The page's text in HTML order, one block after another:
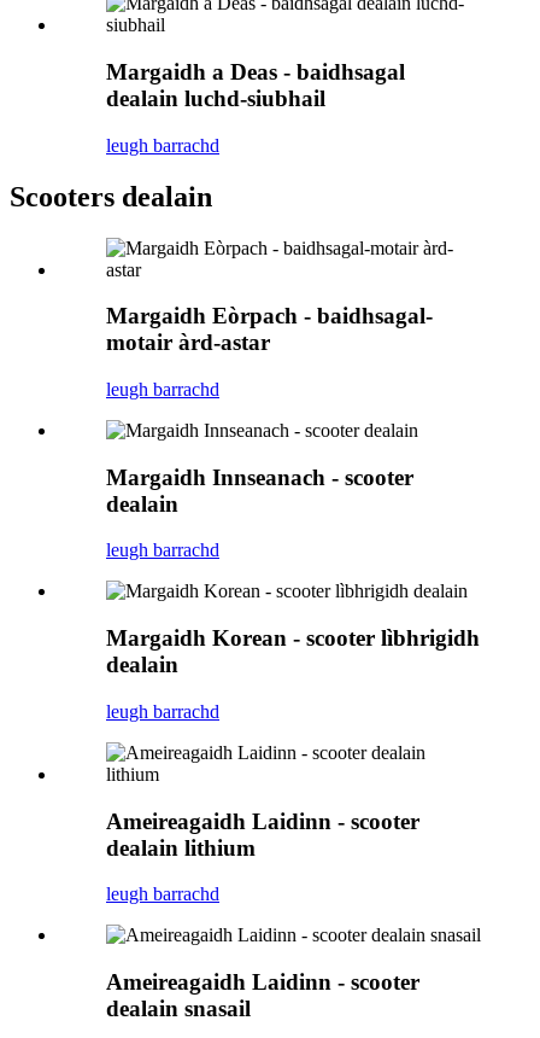
Margaidh a Deas - baidhsagal
dealain luchd-siubhail
leugh barrachd
Scooters dealain
Margaidh Eòrpach - baidhsagal-
motair àrd-astar
leugh barrachd
Margaidh Innseanach - scooter
dealain
leugh barrachd
Margaidh Korean - scooter lìbhrigidh
dealain
leugh barrachd
Ameireagaidh Laidinn - scooter
dealain lithium
leugh barrachd
Ameireagaidh Laidinn - scooter
dealain snasail